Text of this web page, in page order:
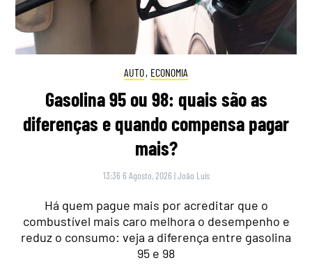
AUTO, ECONOMIA
Gasolina 95 ou 98: quais são as
diferenças e quando compensa pagar
mais?
13:36 6 Agosto, 2026 |João Luís
Há quem pague mais por acreditar que o
combustível mais caro melhora o desempenho e
reduz o consumo: veja a diferença entre gasolina
95 e 98